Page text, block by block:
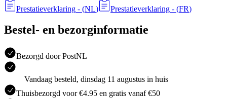
Prestatieverklaring - (NL) Prestatieverklaring - (FR)
Bestel- en bezorginformatie
Bezorgd door PostNL
Vandaag besteld, dinsdag 11 augustus in huis
Thuisbezorgd voor €4.95 en gratis vanaf €50